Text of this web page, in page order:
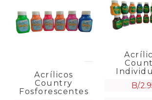
Acrílicos
Country
Fosforescentes
B/.